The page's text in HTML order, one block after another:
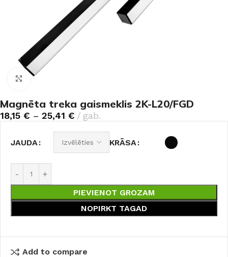
Noklikšķiniet, lai palielinātu
Magnēta treka gaismeklis 2K-L20/FGD
18,15 € – 25,41 € gab.
JAUDA KRĀSA
PIEVIENOT GROZAM
NOPIRKT TAGAD
Add to compare